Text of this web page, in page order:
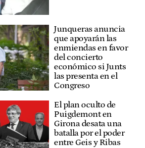
Junqueras anuncia
que apoyarán las
enmiendas en favor
del concierto
económico si Junts
las presenta en el
Congreso
El plan oculto de
Puigdemont en
Girona desata una
batalla por el poder
entre Geis y Ribas